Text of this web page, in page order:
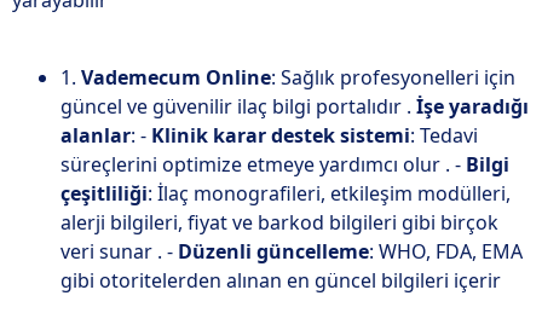
1. Vademecum Online: Sağlık profesyonelleri için
güncel ve güvenilir ilaç bilgi portalıdır . İşe yaradığı
alanlar: - Klinik karar destek sistemi: Tedavi
süreçlerini optimize etmeye yardımcı olur . - Bilgi
çeşitliliği: İlaç monografileri, etkileşim modülleri,
alerji bilgileri, fiyat ve barkod bilgileri gibi birçok
veri sunar . - Düzenli güncelleme: WHO, FDA, EMA
gibi otoritelerden alınan en güncel bilgileri içerir